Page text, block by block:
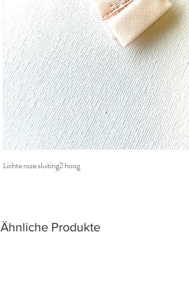
Lichte roze sluiting2 hoog
Ähnliche Produkte